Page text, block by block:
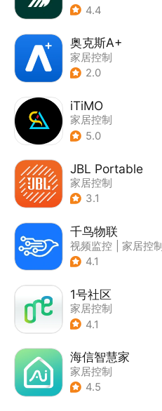
4.4
奥克斯A+
家居控制
2.0
iTiMO
家居控制
5.0
JBL Portable
家居控制
3.1
千鸟物联
视频监控
家居控制
4.1
1号社区
家居控制
4.1
海信智慧家
家居控制
4.5